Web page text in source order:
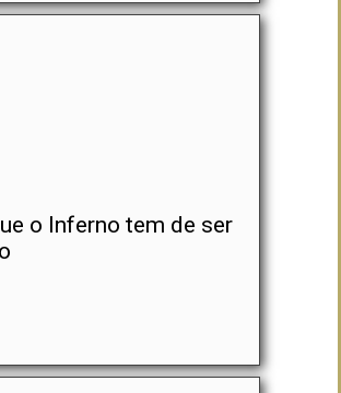
o Inferno tem de ser